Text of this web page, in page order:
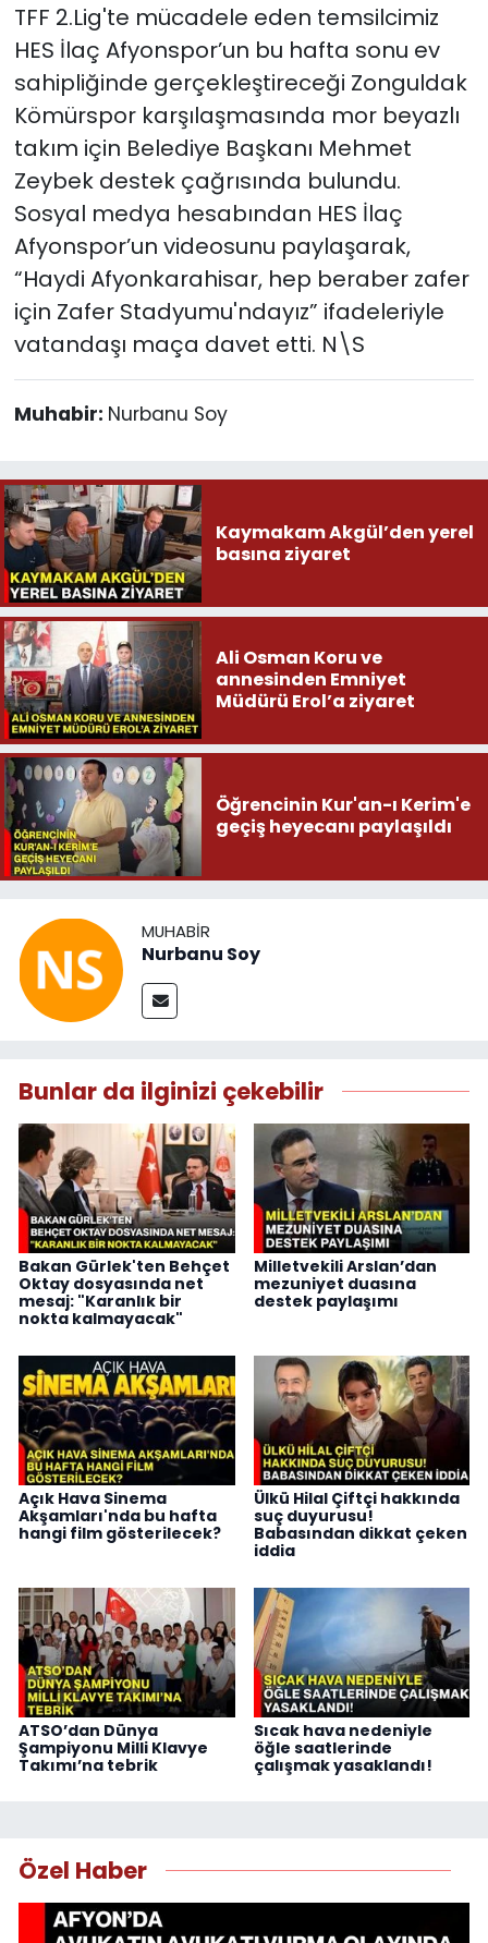
TFF 2.Lig'te mücadele eden temsilcimiz
HES İlaç Afyonspor’un bu hafta sonu ev
sahipliğinde gerçekleştireceği Zonguldak
Kömürspor karşılaşmasında mor beyazlı
takım için Belediye Başkanı Mehmet
Zeybek destek çağrısında bulundu.
Sosyal medya hesabından HES İlaç
Afyonspor’un videosunu paylaşarak,
“Haydi Afyonkarahisar, hep beraber zafer
için Zafer Stadyumu'ndayız” ifadeleriyle
vatandaşı maça davet etti. N\S
Muhabir: Nurbanu Soy
Kaymakam Akgül’den yerel
basına ziyaret
Ali Osman Koru ve
annesinden Emniyet
Müdürü Erol’a ziyaret
Öğrencinin Kur'an-ı Kerim'e
geçiş heyecanı paylaşıldı
MUHABIR
Nurbanu Soy
Bunlar da ilginizi çekebilir
Bakan Gürlek'ten Behçet
Oktay dosyasında net
mesaj: "Karanlık bir
nokta kalmayacak"
Milletvekili Arslan’dan
mezuniyet duasına
destek paylaşımı
Açık Hava Sinema
Akşamları'nda bu hafta
hangi film gösterilecek?
Ülkü Hilal Çiftçi hakkında
suç duyurusu!
Babasından dikkat çeken
iddia
ATSO’dan Dünya
Şampiyonu Milli Klavye
Takımı’na tebrik
Sıcak hava nedeniyle
öğle saatlerinde
çalışmak yasaklandı!
Özel Haber